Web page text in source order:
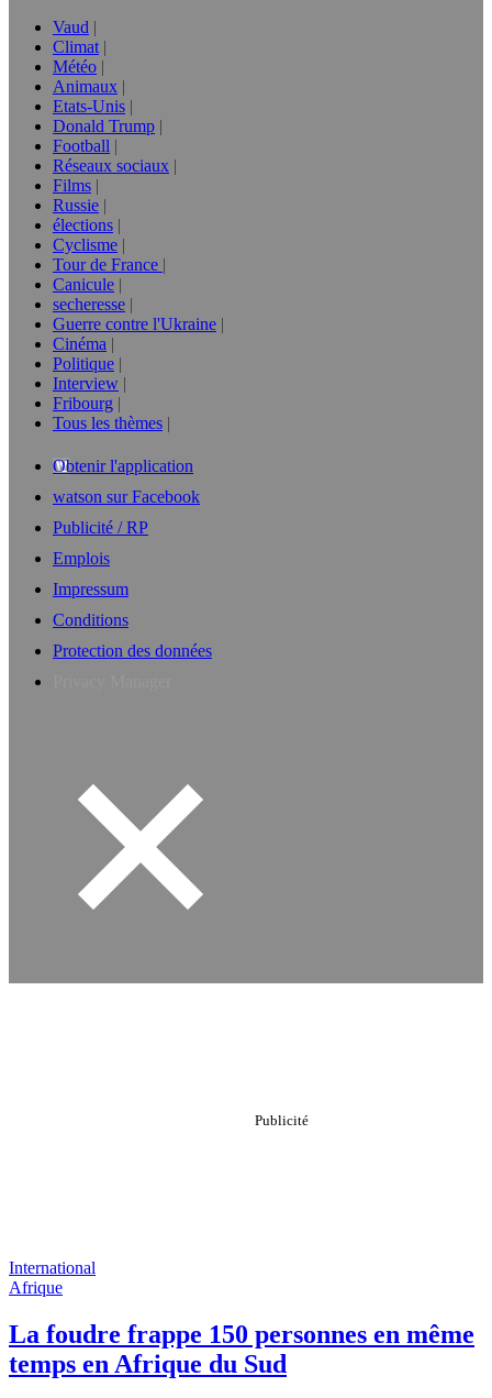
Vaud
Climat
Météo
Animaux
Etats-Unis
Donald Trump
Football
Réseaux sociaux
Films
Russie
élections
Cyclisme
Tour de France
Canicule
secheresse
Guerre contre l'Ukraine
Cinéma
Politique
Interview
Fribourg
Tous les thèmes
Obtenir l'application
watson sur Facebook
Publicité / RP
Emplois
Impressum
Conditions
Protection des données
International
Afrique
La foudre frappe 150 personnes en même
temps en Afrique du Sud